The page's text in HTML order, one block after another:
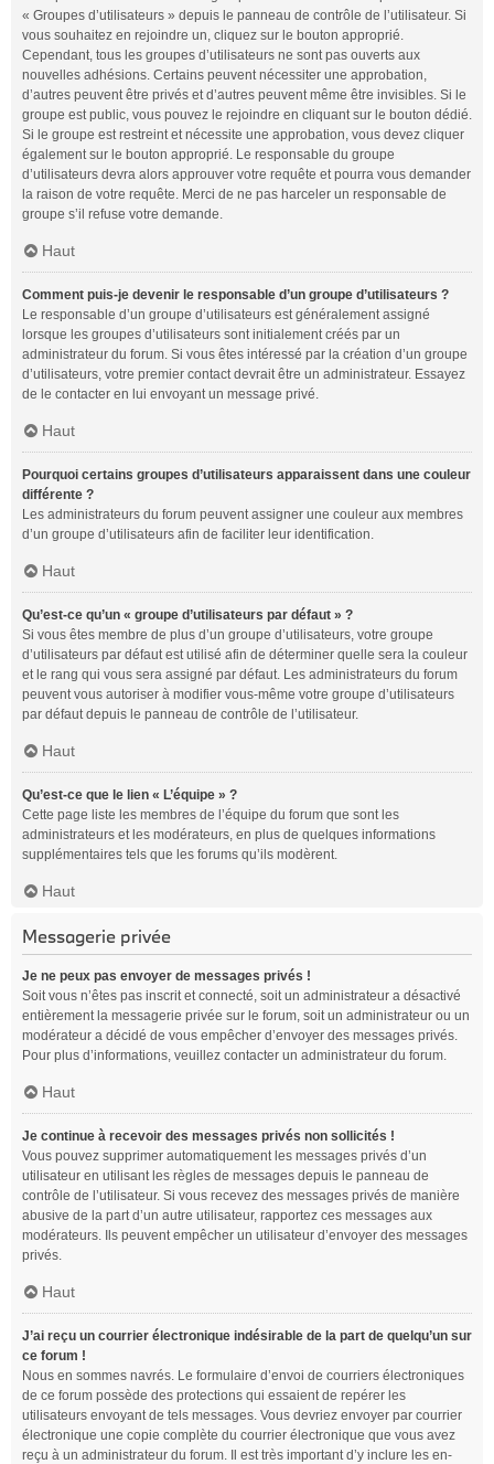
« Groupes d’utilisateurs » depuis le panneau de contrôle de l’utilisateur. Si
vous souhaitez en rejoindre un, cliquez sur le bouton approprié.
Cependant, tous les groupes d’utilisateurs ne sont pas ouverts aux
nouvelles adhésions. Certains peuvent nécessiter une approbation,
d’autres peuvent être privés et d’autres peuvent même être invisibles. Si le
groupe est public, vous pouvez le rejoindre en cliquant sur le bouton dédié.
Si le groupe est restreint et nécessite une approbation, vous devez cliquer
également sur le bouton approprié. Le responsable du groupe
d’utilisateurs devra alors approuver votre requête et pourra vous demander
la raison de votre requête. Merci de ne pas harceler un responsable de
groupe s’il refuse votre demande.
Haut
Comment puis-je devenir le responsable d’un groupe d’utilisateurs ?
Le responsable d’un groupe d’utilisateurs est généralement assigné
lorsque les groupes d’utilisateurs sont initialement créés par un
administrateur du forum. Si vous êtes intéressé par la création d’un groupe
d’utilisateurs, votre premier contact devrait être un administrateur. Essayez
de le contacter en lui envoyant un message privé.
Haut
Pourquoi certains groupes d’utilisateurs apparaissent dans une couleur
différente ?
Les administrateurs du forum peuvent assigner une couleur aux membres
d’un groupe d’utilisateurs afin de faciliter leur identification.
Haut
Qu’est-ce qu’un « groupe d’utilisateurs par défaut » ?
Si vous êtes membre de plus d’un groupe d’utilisateurs, votre groupe
d’utilisateurs par défaut est utilisé afin de déterminer quelle sera la couleur
et le rang qui vous sera assigné par défaut. Les administrateurs du forum
peuvent vous autoriser à modifier vous-même votre groupe d’utilisateurs
par défaut depuis le panneau de contrôle de l’utilisateur.
Haut
Qu’est-ce que le lien « L’équipe » ?
Cette page liste les membres de l’équipe du forum que sont les
administrateurs et les modérateurs, en plus de quelques informations
supplémentaires tels que les forums qu’ils modèrent.
Haut
Messagerie privée
Je ne peux pas envoyer de messages privés !
Soit vous n’êtes pas inscrit et connecté, soit un administrateur a désactivé
entièrement la messagerie privée sur le forum, soit un administrateur ou un
modérateur a décidé de vous empêcher d’envoyer des messages privés.
Pour plus d’informations, veuillez contacter un administrateur du forum.
Haut
Je continue à recevoir des messages privés non sollicités !
Vous pouvez supprimer automatiquement les messages privés d’un
utilisateur en utilisant les règles de messages depuis le panneau de
contrôle de l’utilisateur. Si vous recevez des messages privés de manière
abusive de la part d’un autre utilisateur, rapportez ces messages aux
modérateurs. Ils peuvent empêcher un utilisateur d’envoyer des messages
privés.
Haut
J’ai reçu un courrier électronique indésirable de la part de quelqu’un sur
ce forum !
Nous en sommes navrés. Le formulaire d’envoi de courriers électroniques
de ce forum possède des protections qui essaient de repérer les
utilisateurs envoyant de tels messages. Vous devriez envoyer par courrier
électronique une copie complète du courrier électronique que vous avez
reçu à un administrateur du forum. Il est très important d’y inclure les en-